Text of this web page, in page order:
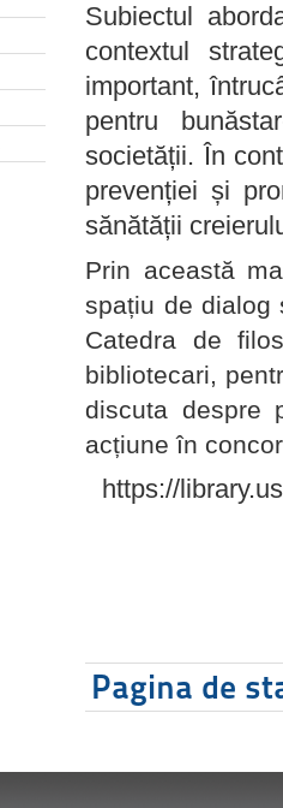
Subiectul
contextul
important,
pentru
societății. În
prevenției și
sănătății
Prin această
spațiu de dialog
Catedra de
bibliotecari,
discuta despre
acțiune în
https://
Pagina de